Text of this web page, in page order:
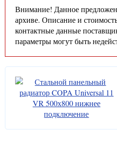
Внимание! Данное
архиве. Описание и
контактные данные
параметры могут быть